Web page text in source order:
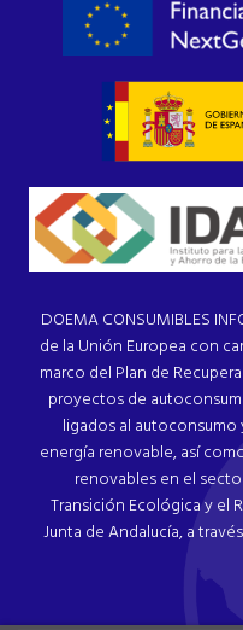
DOEMA CONSUMIBLES
de la Unión Europea con
marco del Plan de
proyectos de
ligados al
energía renovable, así
renovables en el
Transición Ecológica y el
Junta de Andalucía, a